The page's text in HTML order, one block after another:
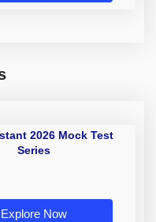
2026 Mock Test
Series
Explore Now